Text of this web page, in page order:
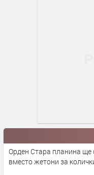
Орден Стара планина ще
вместо жетони за